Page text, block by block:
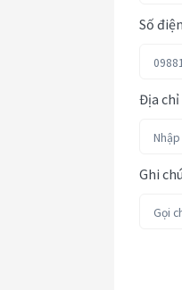
Số
Địa chỉ
Ghi chú